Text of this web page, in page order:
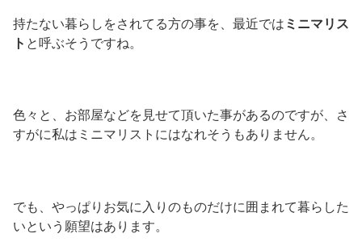
持たない暮らしをされてる方の事を、最近では ミニマリス
ト と呼ぶそうですね。
色々と、お部屋などを見せて頂いた事があるのですが、さ
すがに私はミニマリストにはなれそうもありません。
でも、やっぱりお気に入りのものだけに囲まれて暮らした
いという願望はあります。